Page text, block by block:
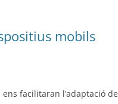
mobils
facilitaran l’adaptació de